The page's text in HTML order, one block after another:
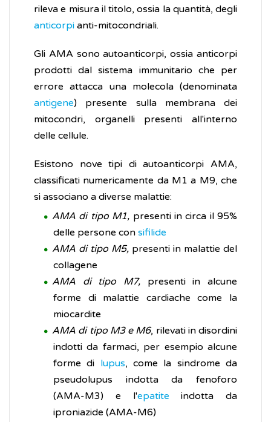
rileva e misura il titolo, ossia la quantità, degli
anticorpi anti-mitocondriali.
Gli AMA sono autoanticorpi, ossia anticorpi
prodotti dal sistema immunitario che per
errore attacca una molecola (denominata
antigene) presente sulla membrana dei
mitocondri, organelli presenti all'interno
delle cellule.
Esistono nove tipi di autoanticorpi AMA,
classificati numericamente da M1 a M9, che
si associano a diverse malattie:
AMA di tipo M1, presenti in circa il 95%
delle persone con sifilide
AMA di tipo M5, presenti in malattie del
collagene
AMA di tipo M7, presenti in alcune
forme di malattie cardiache come la
miocardite
AMA di tipo M3 e M6, rilevati in disordini
indotti da farmaci, per esempio alcune
forme di lupus, come la sindrome da
pseudolupus indotta da fenoforo
(AMA-M3) e l'epatite indotta da
iproniazide (AMA-M6)